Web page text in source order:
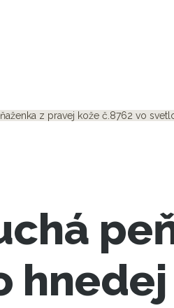
z pravej kože č.8762 vo